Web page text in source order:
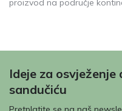
proizvod na područje
Ideje za osvježenje
sandučiću